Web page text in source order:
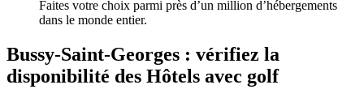
Faites votre choix parmi près d’un million d’hébergements
dans le monde entier.
Bussy-Saint-Georges : vérifiez la
disponibilité des Hôtels avec golf